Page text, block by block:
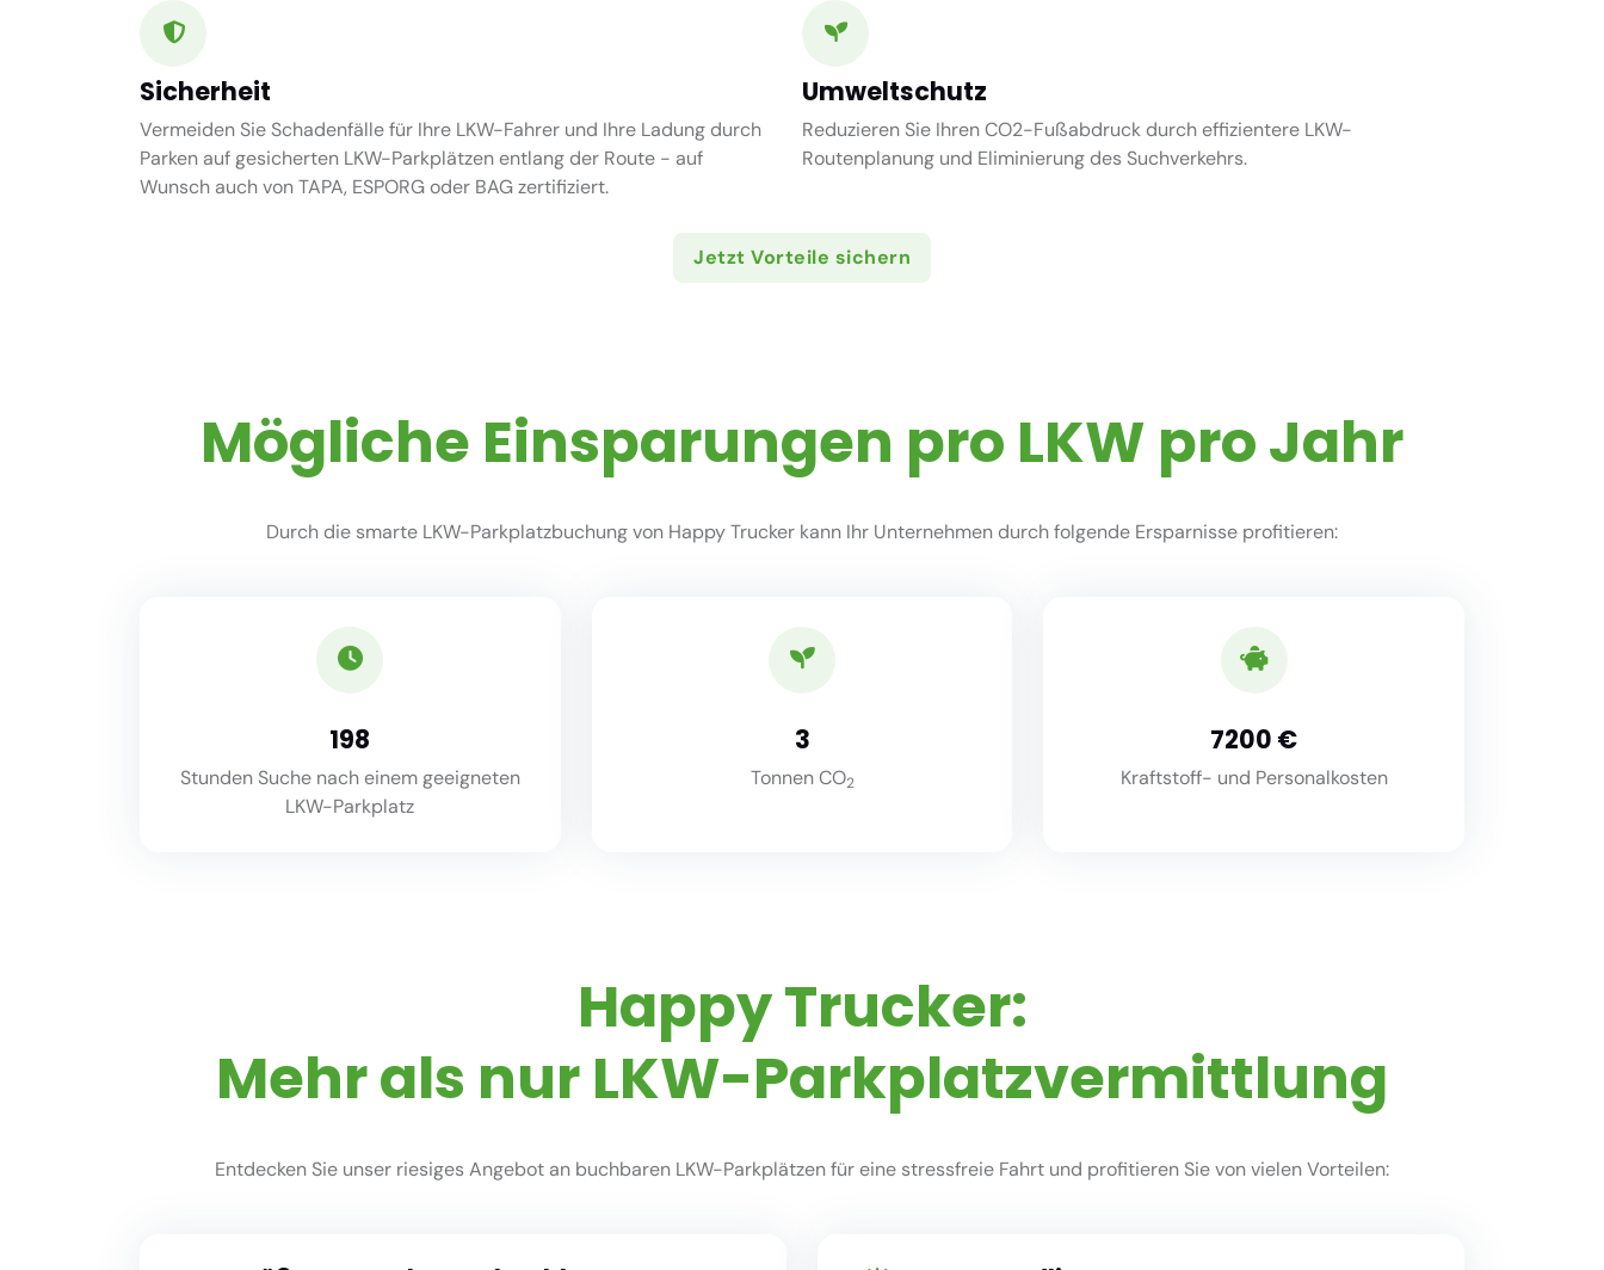
Sicherheit
Vermeiden Sie Schadenfälle für Ihre LKW-Fahrer und Ihre Ladung durch
Parken auf gesicherten LKW-Parkplätzen entlang der Route - auf
Wunsch auch von TAPA, ESPORG oder BAG zertifiziert.
Umweltschutz
Reduzieren Sie Ihren CO2-Fußabdruck durch effizientere LKW-
Routenplanung und Eliminierung des Suchverkehrs.
Jetzt Vorteile sichern
Mögliche Einsparungen pro LKW pro Jahr
Durch die smarte LKW-Parkplatzbuchung von Happy Trucker kann Ihr Unternehmen durch folgende Ersparnisse profitieren:
220
Stunden Suche nach einem geeigneten
LKW-Parkplatz
3
Tonnen CO2
8000
Kraftstoff- und Personalkosten
Happy Trucker:
Mehr als nur LKW-Parkplatzvermittlung
Entdecken Sie unser riesiges Angebot an buchbaren LKW-Parkplätzen für eine stressfreie Fahrt und profitieren Sie von vielen Vorteilen: